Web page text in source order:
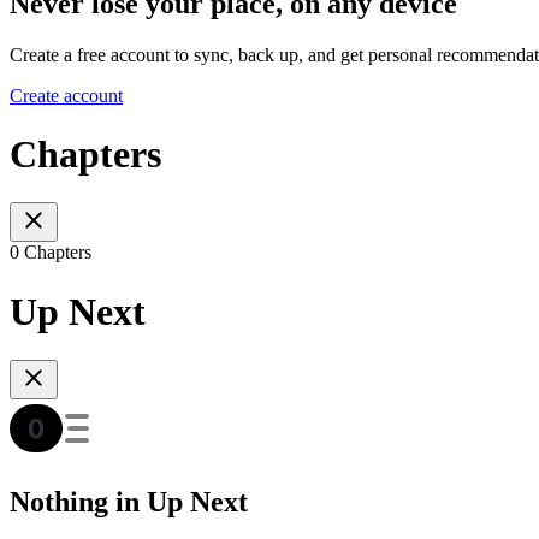
Create a free account to sync, back up, and get personal
Create account
Chapters
0 Chapters
Up Next
Nothing in Up Next